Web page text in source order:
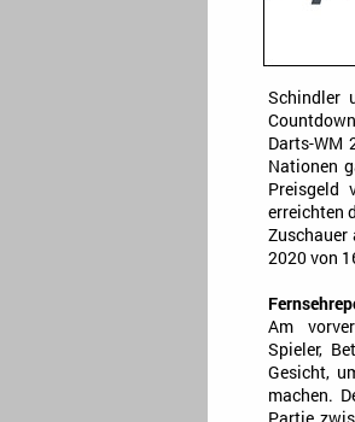
Schindler
Darts-WM
Nationen
Preisgeld
erreichten
Zuschauer
2020 von
Am
Spieler,
Gesicht,
machen.